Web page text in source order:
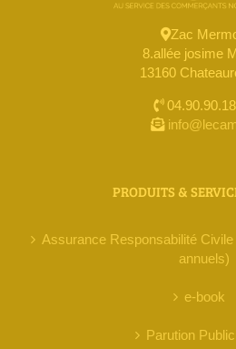
Zac
8.allée josime
13160
PRODUITS &
Assurance Responsabilité
annuels)
e-book
Parution